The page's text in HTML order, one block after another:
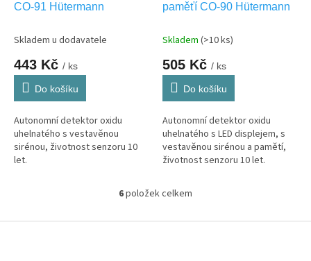
CO-91 Hütermann
Skladem u dodavatele
443 Kč / ks
Do košíku
Autonomní detektor oxidu
uhelnatého s vestavěnou
sirénou, životnost senzoru 10
let.
paměťí CO-90 Hütermann
Skladem (>10 ks)
505 Kč / ks
Do košíku
Autonomní detektor oxidu
uhelnatého s LED displejem, s
vestavěnou sirénou a pamětí,
životnost senzoru 10 let.
O
l
6položek celkem